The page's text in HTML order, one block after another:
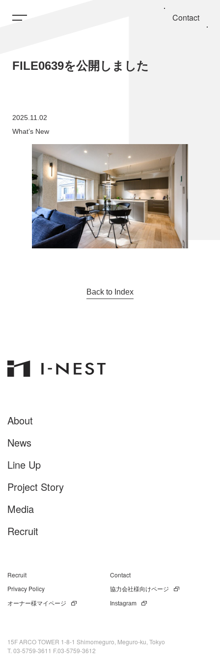
Contact
FILE0639を公開しました
2025.11.02
What’s New
Back to Index
About
News
Line Up
Project Story
Media
Recruit
Recruit
Contact
Privacy Policy
協力会社様向けページ
オーナー様マイページ Instagram
15F ARCO TOWER 1-8-1 Shimomeguro, Meguro-ku, Tokyo
T. 03-5759-3611 F.03-5759-3612